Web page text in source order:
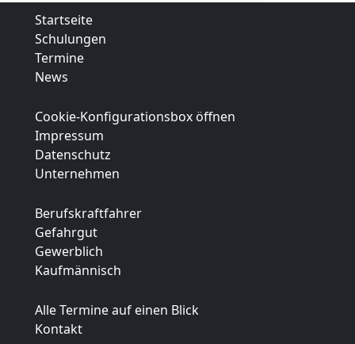
Startseite
Schulungen
Termine
News
Cookie-Konfigurationsbox öffnen
Impressum
Datenschutz
Unternehmen
Berufskraftfahrer
Gefahrgut
Gewerblich
Kaufmännisch
Alle Termine auf einen Blick
Kontakt